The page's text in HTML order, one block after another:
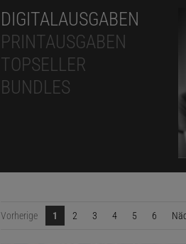
DIGITALAUSGABEN
PRINTAUSGABEN
TOPSELLER
BUNDLES
Vorherige 1 2 3 4 5 6